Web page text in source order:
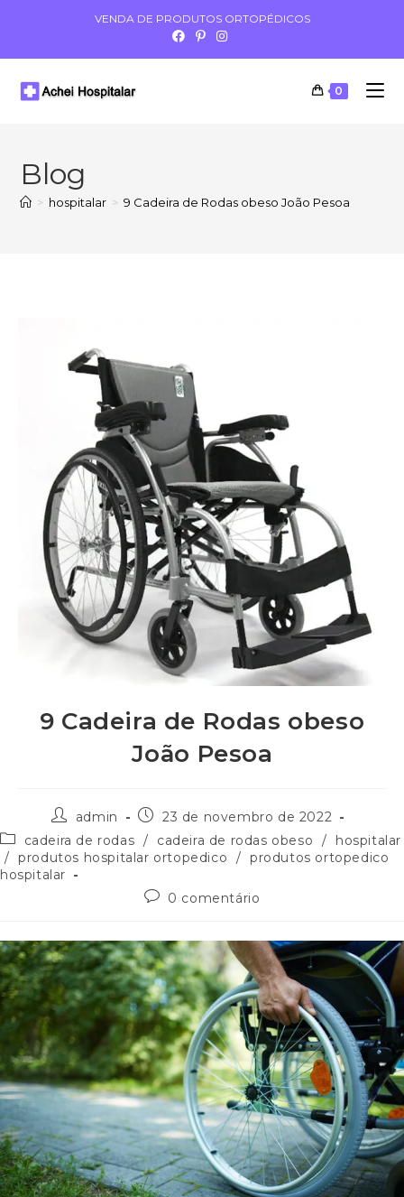
VENDA DE PRODUTOS ORTOPÉDICOS
0
Blog
> hospitalar > 9 Cadeira de Rodas obeso João Pesoa
9 Cadeira de Rodas obeso
João Pesoa
admin
23 de novembro de 2022
cadeira de rodas / cadeira de rodas obeso /
hospitalar
/ produtos hospitalar ortopedico / produtos ortopedico
hospitalar
0 comentário